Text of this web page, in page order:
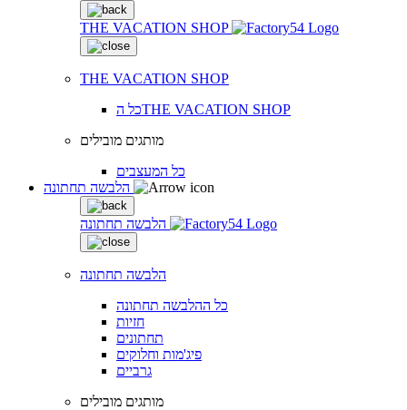
THE VACATION SHOP
THE VACATION SHOP
כל הTHE VACATION SHOP
מותגים מובילים
כל המעצבים
הלבשה תחתונה
הלבשה תחתונה
כל ההלבשה תחתונה
חזיות
תחתונים
פיג'מות וחלוקים
גרביים
מותגים מובילים